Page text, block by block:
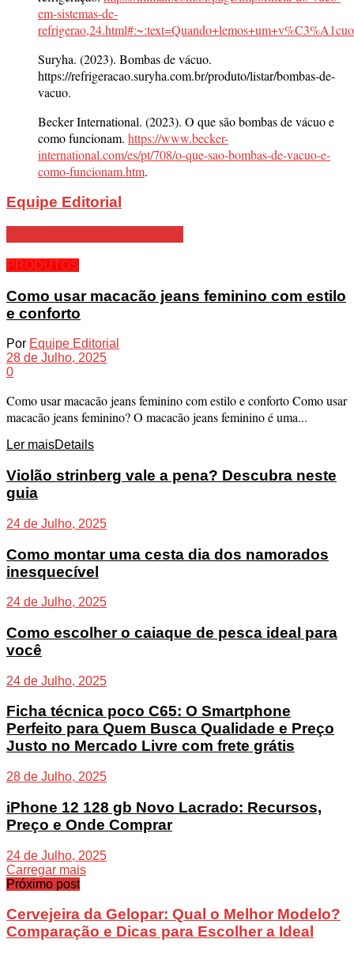
em-sistemas-de-
Suryha. (2023). Bombas de vácuo.
https://refrigeracao.suryha.com.br/produto/listar/bombas-de-
vacuo.
Becker International. (2023). O que são bombas de vácuo e
como funcionam. https://www.becker-
international.com/es/pt/708/o-que-sao-bombas-de-vacuo-e-
como-funcionam.htm.
Equipe Editorial
PRODUTOS
Como usar macacão jeans feminino com estilo
e conforto
Por Equipe Editorial
28 de Julho, 2025
0
Como usar macacão jeans feminino com estilo e conforto Como usar
macacão jeans feminino? O macacão jeans feminino é uma...
Ler maisDetails
Violão strinberg vale a pena? Descubra neste
guia
24 de Julho, 2025
Como montar uma cesta dia dos namorados
inesquecível
24 de Julho, 2025
Como escolher o caiaque de pesca ideal para
você
24 de Julho, 2025
Ficha técnica poco C65: O Smartphone
Perfeito para Quem Busca Qualidade e Preço
Justo no Mercado Livre com frete grátis
28 de Julho, 2025
iPhone 12 128 gb Novo Lacrado: Recursos,
Preço e Onde Comprar
24 de Julho, 2025
Carregar mais
Próximo post
Cervejeira da Gelopar: Qual o Melhor Modelo?
Comparação e Dicas para Escolher a Ideal